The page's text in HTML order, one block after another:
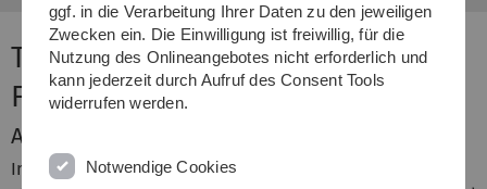
Tierpfleger Fachrichtung
Forschung und Klinik
Ausbildung
Im Tierforschungszentrum kann die Ausbildung zum
ggf. in die Verarbeitung Ihrer Daten zu den jeweiligen
Zwecken ein. Die Einwilligung ist freiwillig, für die
Nutzung des Onlineangebotes nicht erforderlich und
kann jederzeit durch Aufruf des Consent Tools
widerrufen werden.
Notwendige Cookies